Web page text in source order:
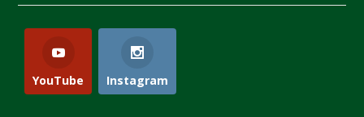
YouTube Instagram